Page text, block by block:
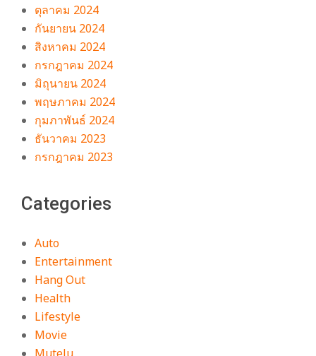
ตุลาคม 2024
กันยายน 2024
สิงหาคม 2024
กรกฎาคม 2024
มิถุนายน 2024
พฤษภาคม 2024
กุมภาพันธ์ 2024
ธันวาคม 2023
กรกฎาคม 2023
Categories
Auto
Entertainment
Hang Out
Health
Lifestyle
Movie